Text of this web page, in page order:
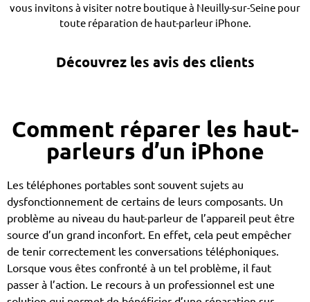
vous invitons à visiter notre boutique à Neuilly-sur-Seine pour
toute réparation de haut-parleur iPhone.
Découvrez les avis des clients
Comment réparer les haut-
parleurs d’un iPhone
Les téléphones portables sont souvent sujets au
dysfonctionnement de certains de leurs composants. Un
problème au niveau du haut-parleur de l’appareil peut être
source d’un grand inconfort. En effet, cela peut empêcher
de tenir correctement les conversations téléphoniques.
Lorsque vous êtes confronté à un tel problème, il faut
passer à l’action. Le recours à un professionnel est une